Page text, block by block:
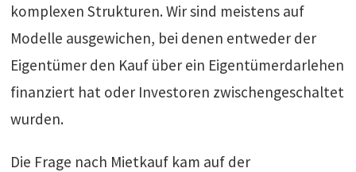
komplexen Strukturen. Wir sind meistens auf
Modelle ausgewichen, bei denen entweder der
Eigentümer den Kauf über ein Eigentümerdarlehen
finanziert hat oder Investoren zwischengeschaltet
wurden.
Die Frage nach Mietkauf kam auf der